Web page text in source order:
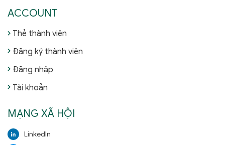
ACCOUNT
Thẻ thành viên
Đăng ký thành viên
Đăng nhập
Tài khoản
MẠNG XÃ HỘI
LinkedIn